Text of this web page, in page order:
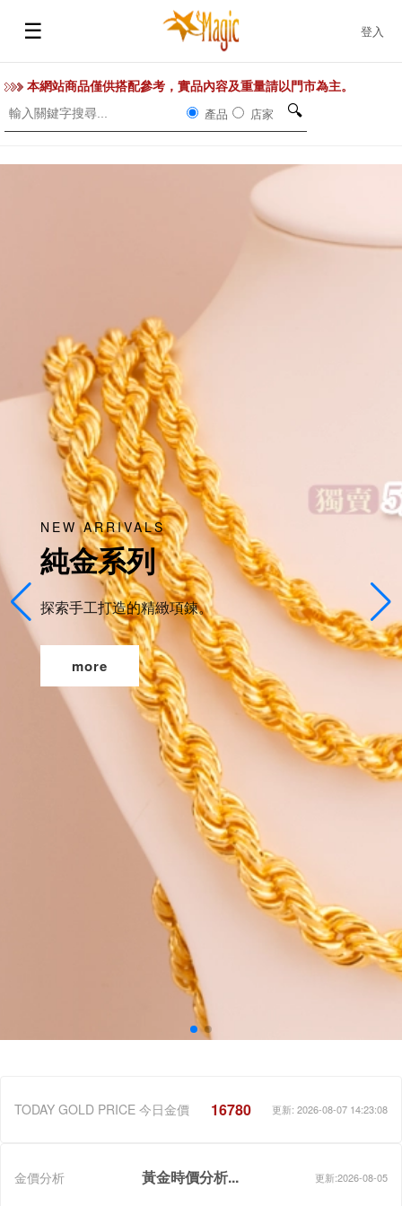
☰ 登入
本網站商品僅供搭配參考，實品內容及重量請以門市為主。
產品 店家 🔍
緻項鍊。 挑選只屬於你
more
TODAY GOLD PRICE 今日金價 16780 更新: 2026-08-07 14:23:08
金價分析 黃金時價分析... 更新:2026-08-05